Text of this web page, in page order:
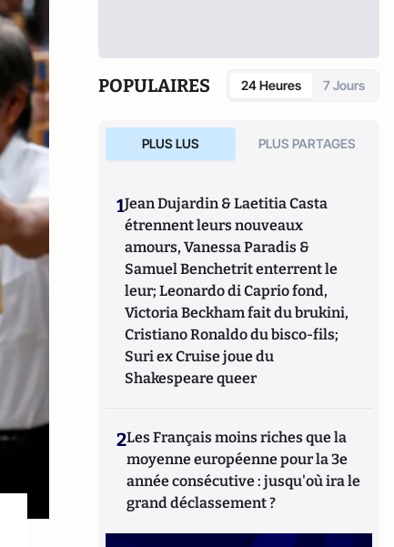
POPULAIRES 24 Heures 7 Jours
PLUS LUS PLUS PARTAGES
1Jean Dujardin & Laetitia Casta
étrennent leurs nouveaux
amours, Vanessa Paradis &
Samuel Benchetrit enterrent le
leur; Leonardo di Caprio fond,
Victoria Beckham fait du brukini,
Cristiano Ronaldo du bisco-fils;
Suri ex Cruise joue du
Shakespeare queer
2Les Français moins riches que la
moyenne européenne pour la 3e
année consécutive : jusqu'où ira le
grand déclassement ?